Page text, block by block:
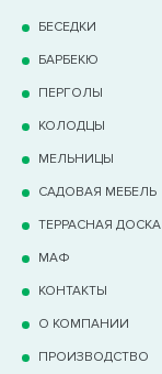
БЕСЕДКИ
БАРБЕКЮ
ПЕРГОЛЫ
КОЛОДЦЫ
МЕЛЬНИЦЫ
САДОВАЯ МЕБЕЛЬ
ТЕРРАCНАЯ ДОСКА
МАФ
КОНТАКТЫ
О КОМПАНИИ
ПРОИЗВОДСТВО